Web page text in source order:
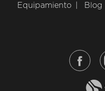
Equipamiento
Blog